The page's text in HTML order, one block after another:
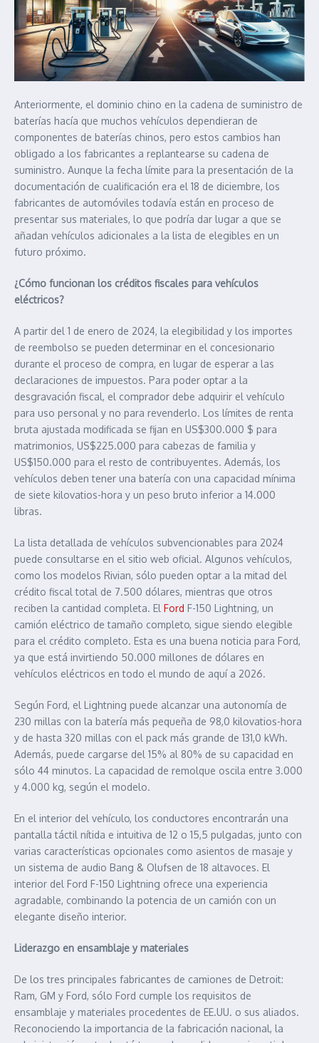
Anteriormente, el dominio chino en la cadena de suministro de
baterías hacía que muchos vehículos dependieran de
componentes de baterías chinos, pero estos cambios han
obligado a los fabricantes a replantearse su cadena de
suministro. Aunque la fecha límite para la presentación de la
documentación de cualificación era el 18 de diciembre, los
fabricantes de automóviles todavía están en proceso de
presentar sus materiales, lo que podría dar lugar a que se
añadan vehículos adicionales a la lista de elegibles en un
futuro próximo.
¿Cómo funcionan los créditos fiscales para vehículos
eléctricos?
A partir del 1 de enero de 2024, la elegibilidad y los importes
de reembolso se pueden determinar en el concesionario
durante el proceso de compra, en lugar de esperar a las
declaraciones de impuestos. Para poder optar a la
desgravación fiscal, el comprador debe adquirir el vehículo
para uso personal y no para revenderlo. Los límites de renta
bruta ajustada modificada se fijan en US$300.000 $ para
matrimonios, US$225.000 para cabezas de familia y
US$150.000 para el resto de contribuyentes. Además, los
vehículos deben tener una batería con una capacidad mínima
de siete kilovatios-hora y un peso bruto inferior a 14.000
libras.
La lista detallada de vehículos subvencionables para 2024
puede consultarse en el sitio web oficial. Algunos vehículos,
como los modelos Rivian, sólo pueden optar a la mitad del
crédito fiscal total de 7.500 dólares, mientras que otros
reciben la cantidad completa. El Ford F-150 Lightning, un
camión eléctrico de tamaño completo, sigue siendo elegible
para el crédito completo. Esta es una buena noticia para Ford,
ya que está invirtiendo 50.000 millones de dólares en
vehículos eléctricos en todo el mundo de aquí a 2026.
Según Ford, el Lightning puede alcanzar una autonomía de
230 millas con la batería más pequeña de 98,0 kilovatios-hora
y de hasta 320 millas con el pack más grande de 131,0 kWh.
Además, puede cargarse del 15% al 80% de su capacidad en
sólo 44 minutos. La capacidad de remolque oscila entre 3.000
y 4.000 kg, según el modelo.
En el interior del vehículo, los conductores encontrarán una
pantalla táctil nítida e intuitiva de 12 o 15,5 pulgadas, junto con
varias características opcionales como asientos de masaje y
un sistema de audio Bang & Olufsen de 18 altavoces. El
interior del Ford F-150 Lightning ofrece una experiencia
agradable, combinando la potencia de un camión con un
elegante diseño interior.
Liderazgo en ensamblaje y materiales
De los tres principales fabricantes de camiones de Detroit:
Ram, GM y Ford, sólo Ford cumple los requisitos de
ensamblaje y materiales procedentes de EE.UU. o sus aliados.
Reconociendo la importancia de la fabricación nacional, la